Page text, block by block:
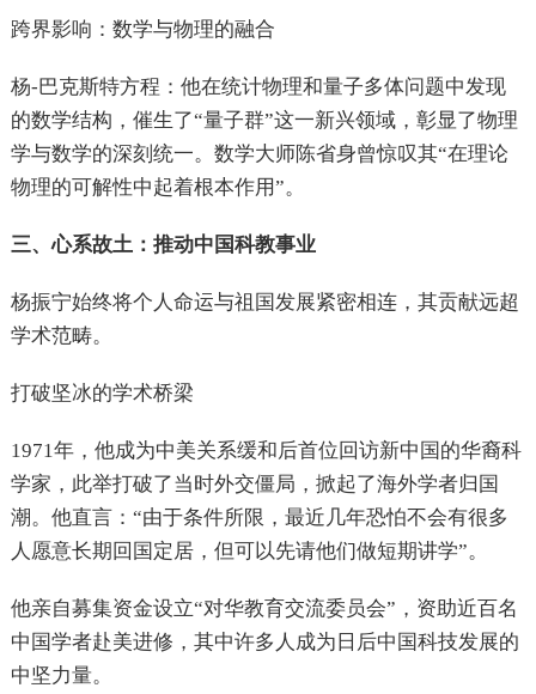
跨界影响：数学与物理的融合
杨-巴克斯特方程：他在统计物理和量子多体问题中发现
的数学结构，催生了“量子群”这一新兴领域，彰显了物理
学与数学的深刻统一。数学大师陈省身曾惊叹其“在理论
物理的可解性中起着根本作用”。
三、心系故土：推动中国科教事业
杨振宁始终将个人命运与祖国发展紧密相连，其贡献远超
学术范畴。
打破坚冰的学术桥梁
1971年，他成为中美关系缓和后首位回访新中国的华裔科
学家，此举打破了当时外交僵局，掀起了海外学者归国
潮。他直言：“由于条件所限，最近几年恐怕不会有很多
人愿意长期回国定居，但可以先请他们做短期讲学”。
他亲自募集资金设立“对华教育交流委员会”，资助近百名
中国学者赴美进修，其中许多人成为日后中国科技发展的
中坚力量。